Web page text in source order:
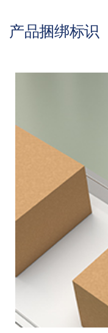
产品捆绑标识